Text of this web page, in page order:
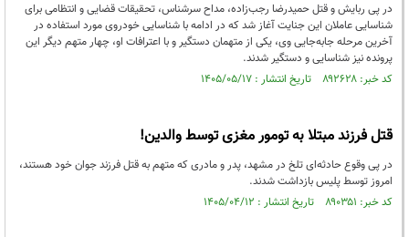
در پی ربایش و قتل حمیدرضا رجب‌زاده، مداح سرشناس، تحقیقات قضایی و انتظامی برای
شناسایی عاملان این جنایت آغاز شد که در ادامه با شناسایی خودروی مورد استفاده در
آخرین مرحله جابه‌جایی وی، یکی از متهمان دستگیر و با اعترافات او، چهار متهم دیگر این
پرونده نیز شناسایی و دستگیر شدند.
کد خبر: ۸۹۲۶۲۸ تاریخ انتشار : ۱۴۰۵/۰۵/۱۷
قتل فرزند مبتلا به تومور مغزی توسط والدین!
در پی وقوع حادثه‌ای تلخ در مشهد، پدر و مادری که متهم به قتل فرزند جوان خود هستند،
امروز توسط پلیس بازداشت شدند.
کد خبر: ۸۹۰۳۵۱ تاریخ انتشار : ۱۴۰۵/۰۴/۱۲